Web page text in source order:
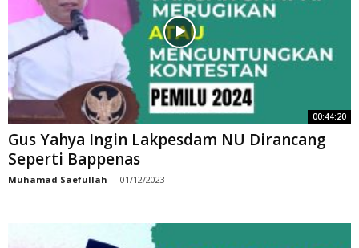
00:44:20
Gus Yahya Ingin Lakpesdam NU Dirancang
Seperti Bappenas
Muhamad Saefullah - 01/12/2023